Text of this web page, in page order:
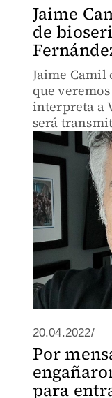
Jaime
de
Jaime Camil
que
interpreta a
será
20.04.2022/
Por
para